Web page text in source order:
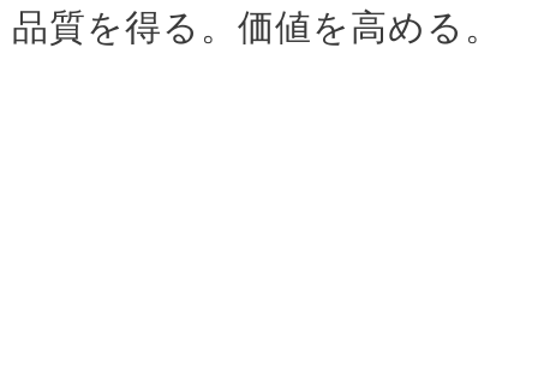
品質を得る。価値を高める。